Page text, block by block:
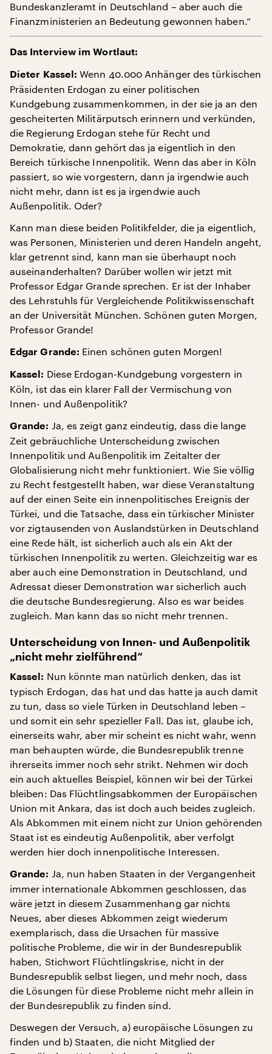
Bundeskanzleramt in Deutschland – aber auch die
Finanzministerien an Bedeutung gewonnen haben.“
Das Interview im Wortlaut:
Dieter Kassel: Wenn 40.000 Anhänger des türkischen
Präsidenten Erdogan zu einer politischen
Kundgebung zusammenkommen, in der sie ja an den
gescheiterten Militärputsch erinnern und verkünden,
die Regierung Erdogan stehe für Recht und
Demokratie, dann gehört das ja eigentlich in den
Bereich türkische Innenpolitik. Wenn das aber in Köln
passiert, so wie vorgestern, dann ja irgendwie auch
nicht mehr, dann ist es ja irgendwie auch
Außenpolitik. Oder?
Kann man diese beiden Politikfelder, die ja eigentlich,
was Personen, Ministerien und deren Handeln angeht,
klar getrennt sind, kann man sie überhaupt noch
auseinanderhalten? Darüber wollen wir jetzt mit
Professor Edgar Grande sprechen. Er ist der Inhaber
des Lehrstuhls für Vergleichende Politikwissenschaft
an der Universität München. Schönen guten Morgen,
Professor Grande!
Edgar Grande: Einen schönen guten Morgen!
Kassel: Diese Erdogan-Kundgebung vorgestern in
Köln, ist das ein klarer Fall der Vermischung von
Innen- und Außenpolitik?
Grande: Ja, es zeigt ganz eindeutig, dass die lange
Zeit gebräuchliche Unterscheidung zwischen
Innenpolitik und Außenpolitik im Zeitalter der
Globalisierung nicht mehr funktioniert. Wie Sie völlig
zu Recht festgestellt haben, war diese Veranstaltung
auf der einen Seite ein innenpolitisches Ereignis der
Türkei, und die Tatsache, dass ein türkischer Minister
vor zigtausenden von Auslandstürken in Deutschland
eine Rede hält, ist sicherlich auch als ein Akt der
türkischen Innenpolitik zu werten. Gleichzeitig war es
aber auch eine Demonstration in Deutschland, und
Adressat dieser Demonstration war sicherlich auch
die deutsche Bundesregierung. Also es war beides
zugleich. Man kann das so nicht mehr trennen.
Unterscheidung von Innen- und Außenpolitik
„nicht mehr zielführend“
Kassel: Nun könnte man natürlich denken, das ist
typisch Erdogan, das hat und das hatte ja auch damit
zu tun, dass so viele Türken in Deutschland leben –
und somit ein sehr spezieller Fall. Das ist, glaube ich,
einerseits wahr, aber mir scheint es nicht wahr, wenn
man behaupten würde, die Bundesrepublik trenne
ihrerseits immer noch sehr strikt. Nehmen wir doch
ein auch aktuelles Beispiel, können wir bei der Türkei
bleiben: Das Flüchtlingsabkommen der Europäischen
Union mit Ankara, das ist doch auch beides zugleich.
Als Abkommen mit einem nicht zur Union gehörenden
Staat ist es eindeutig Außenpolitik, aber verfolgt
werden hier doch innenpolitische Interessen.
Grande: Ja, nun haben Staaten in der Vergangenheit
immer internationale Abkommen geschlossen, das
wäre jetzt in diesem Zusammenhang gar nichts
Neues, aber dieses Abkommen zeigt wiederum
exemplarisch, dass die Ursachen für massive
politische Probleme, die wir in der Bundesrepublik
haben, Stichwort Flüchtlingskrise, nicht in der
Bundesrepublik selbst liegen, und mehr noch, dass
die Lösungen für diese Probleme nicht mehr allein in
der Bundesrepublik zu finden sind.
Deswegen der Versuch, a) europäische Lösungen zu
finden und b) Staaten, die nicht Mitglied der